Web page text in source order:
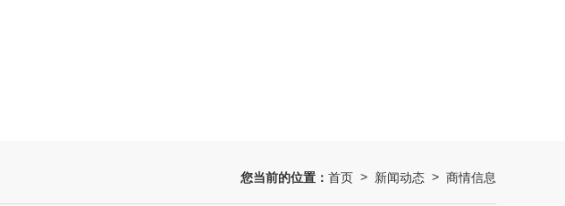
您当前的位置： 首页 > 新闻动态 > 商情信息